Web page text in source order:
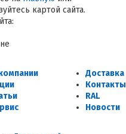
картой сайта.
Доставка
Контакты
RAL
Новости